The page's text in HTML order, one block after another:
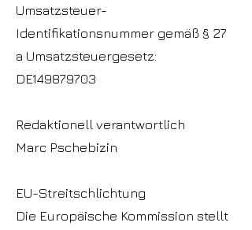
Umsatzsteuer-
Identifikationsnummer gemäß § 27
a Umsatzsteuergesetz:
DE149879703
Redaktionell verantwortlich
Marc Pschebizin
EU-Streitschlichtung
Die Europäische Kommission stellt